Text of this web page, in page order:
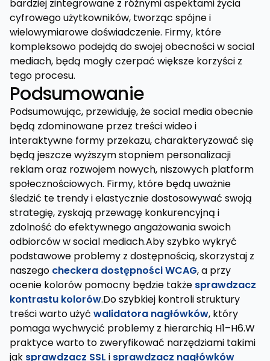
bardziej zintegrowane z różnymi aspektami życia
cyfrowego użytkowników, tworząc spójne i
wielowymiarowe doświadczenie. Firmy, które
kompleksowo podejdą do swojej obecności w social
mediach, będą mogły czerpać większe korzyści z
tego procesu.
Podsumowanie
Podsumowując, przewiduję, że social media obecnie
będą zdominowane przez treści wideo i
interaktywne formy przekazu, charakteryzować się
będą jeszcze wyższym stopniem personalizacji
reklam oraz rozwojem nowych, niszowych platform
społecznościowych. Firmy, które będą uważnie
śledzić te trendy i elastycznie dostosowywać swoją
strategię, zyskają przewagę konkurencyjną i
zdolność do efektywnego angażowania swoich
odbiorców w social mediach.Aby szybko wykryć
podstawowe problemy z dostępnością, skorzystaj z
naszego checkera dostępności WCAG, a przy
ocenie kolorów pomocny będzie także sprawdzacz
kontrastu kolorów.Do szybkiej kontroli struktury
treści warto użyć walidatora nagłówków, który
pomaga wychwycić problemy z hierarchią H1–H6.W
praktyce warto to zweryfikować narzędziami takimi
jak sprawdzacz SSL i sprawdzacz nagłówków